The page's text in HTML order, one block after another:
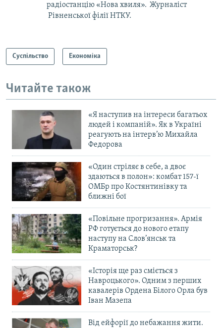
радіостанцію «Нова хвиля». Журналіст
Рівненської філії НТКУ.
Суспільство Економіка
Читайте також
«Я наступив на інтереси багатьох
людей і компаній». Як в Україні
реагують на інтерв’ю Михайла
Федорова
«Один стріляє в себе, а двоє
здаються в полон»: комбат 157-ї
ОМБр про Костянтинівку та
ближні бої
«Повільне прогризання». Армія
РФ готується до нового етапу
наступу на Слов’янськ та
Краматорськ?
«Історія ще раз сміється з
Навроцького». Одним з перших
кавалерів Ордена Білого Орла був
Іван Мазепа
Від ейфорії до небажання жити.